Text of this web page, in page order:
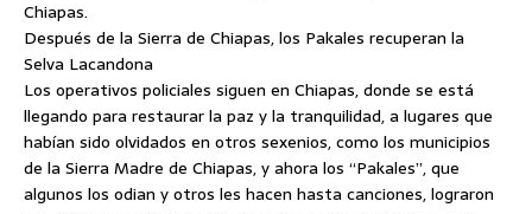
Chiapas.
Después de la Sierra de Chiapas, los Pakales recuperan la
Selva Lacandona
Los operativos policiales siguen en Chiapas, donde se está
llegando para restaurar la paz y la tranquilidad, a lugares que
habían sido olvidados en otros sexenios, como los municipios
de la Sierra Madre de Chiapas, y ahora los “Pakales”, que
algunos los odian y otros les hacen hasta canciones, lograron